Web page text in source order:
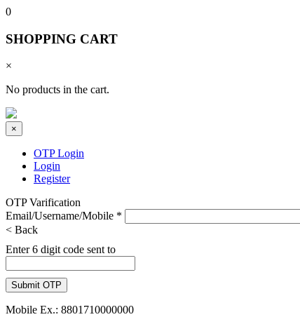
0
SHOPPING CART
×
No products in the cart.
×
OTP Login
Login
Register
OTP Varification
Email/Username/Mobile *
< Back
Enter 6 digit code sent to
Mobile Ex.: 8801710000000